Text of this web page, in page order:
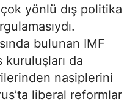
yönlü dış politika
bulunan IMF
kuruluşları da
nasiplerini
liberal reformlar